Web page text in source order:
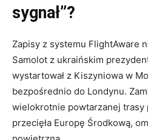
sygnał”?
Zapisy z systemu FlightAware
Samolot z ukraińskim
wystartował z Kiszyniowa w
bezpośrednio do Londynu.
wielokrotnie powtarzanej trasy
przecięła Europę Środkową,